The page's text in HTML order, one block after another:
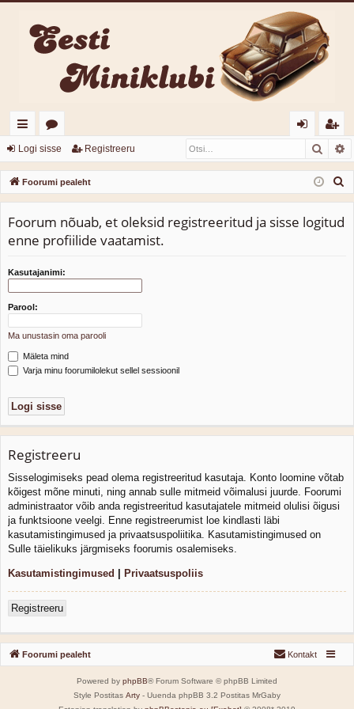
iirl
in
gi
d
o
or
u
mi
d
i
sis
se
eg
ist
re
er
Logi sisse Registreeru Otsi
Foorumi pealeht
Foorum nõuab, et oleksid registreeritud ja sisse logitud
enne profiilide vaatamist.
Kasutajanimi:
Parool:
Ma unustasin oma parooli
Mäleta mind
Varja minu foorumilolekut sellel sessioonil
Registreeru
Sisselogimiseks pead olema registreeritud kasutaja. Konto loomine võtab
kõigest mõne minuti, ning annab sulle mitmeid võimalusi juurde. Foorumi
administraator võib anda registreeritud kasutajatele mitmeid olulisi õigusi
ja funktsioone veelgi. Enne registreerumist loe kindlasti läbi
kasutamistingimused ja privaatsuspoliitika. Kasutamistingimused on
Sulle täielikuks järgmiseks foorumis osalemiseks.
Kasutamistingimused | Privaatsuspoliis
Registreeru
Foorumi pealeht Kontakt
Powered by phpBB® Forum Software © phpBB Limited
Style Postitas Arty - Uuenda phpBB 3.2 Postitas MrGaby